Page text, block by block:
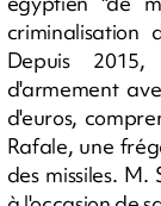
criminalisation
Depuis
d'armement
d'euros,
Rafale, une
des missiles.